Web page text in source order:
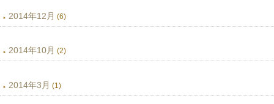
2014年12月 (6)
2014年10月 (2)
2014年3月 (1)